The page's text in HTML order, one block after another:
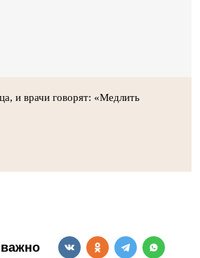
и врачи говорят: «Медлить